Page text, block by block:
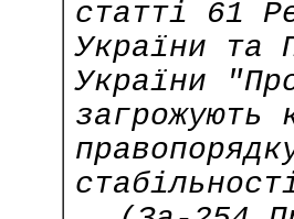
статті 61
України та
України
загрожують